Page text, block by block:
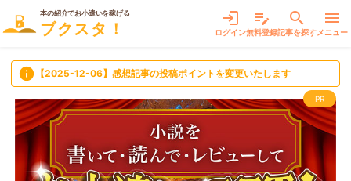
本の紹介でお小遣いを稼げる
ブクスタ！
login
ログイン
edit_note
無料登録
search
記事を探す
menu
メニュー
info 【2025-12-06】感想記事の投稿ポイントを変更いたします
PR